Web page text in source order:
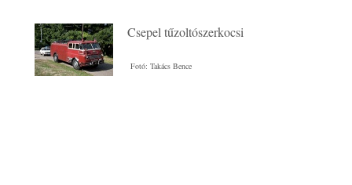
Csepel tűzoltószerkocsi
Fotó: Takács Bence